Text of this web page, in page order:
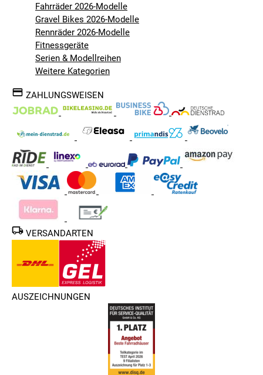
Fahrräder 2026-Modelle
Gravel Bikes 2026-Modelle
Rennräder 2026-Modelle
Fitnessgeräte
Serien & Modellreihen
Weitere Kategorien
ZAHLUNGSWEISEN
VERSANDARTEN
AUSZEICHNUNGEN